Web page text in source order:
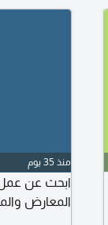
منذ 35 يوم
ابحث عن عمل
المعارض